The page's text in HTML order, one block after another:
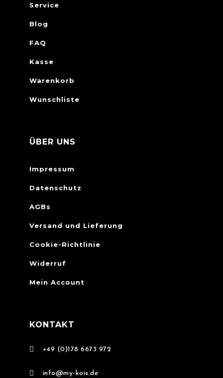
Service
Blog
FAQ
Kasse
Warenkorb
Wunschliste
ÜBER UNS
Impressum
Datenschutz
AGBs
Versand und Lieferung
Cookie-Richtlinie
Widerruf
Mein Account
KONTAKT
 +49 (0)178 6673 972
 info@my-kois.de